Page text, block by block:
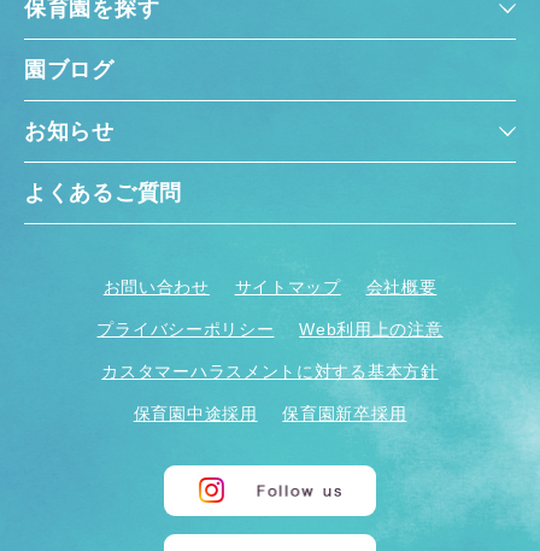
保育園を探す
園ブログ
お知らせ
よくあるご質問
お問い合わせ サイトマップ 会社概要
プライバシーポリシー Web利用上の注意
カスタマーハラスメントに対する基本方針
保育園中途採用 保育園新卒採用